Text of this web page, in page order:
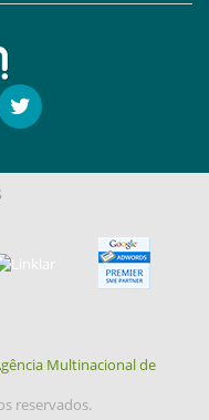
Multinacional de
reservados.